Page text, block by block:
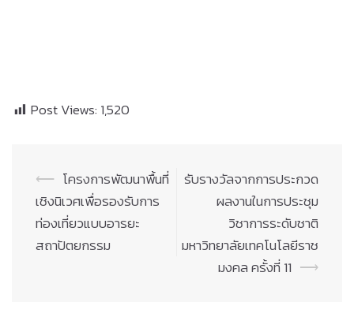
Post Views: 1,520
Post
navigation
⟵ โครงการพัฒนาพื้นที่
เชิงนิเวศเพื่อรองรับการ
ท่องเที่ยวแบบอารยะ
สถาปัตยกรรม
รับรางวัลจากการประกวด
ผลงานในการประชุม
วิชาการระดับชาติ
มหาวิทยาลัยเทคโนโลยีราช
มงคล ครั้งที่ 11 ⟶